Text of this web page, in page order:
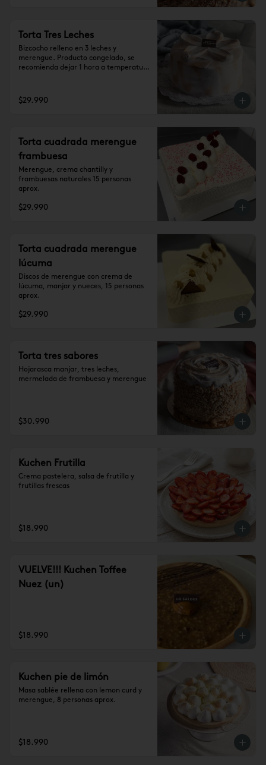
Torta Tres Leches
Bizcocho relleno en 3 leches y
merengue. Producto congelado, se
recomienda dejar 1 hora a temperatura
$29.990
Torta cuadrada merengue
frambuesa
Merengue, crema chantilly y
frambuesas naturales 15 personas
aprox.
$29.990
Torta cuadrada merengue
lúcuma
Discos de merengue con crema de
lúcuma, manjar y nueces, 15 personas
aprox.
$29.990
Torta tres sabores
Hojarasca manjar, tres leches,
mermelada de frambuesa y merengue
$30.990
Kuchen Frutilla
Crema pastelera, salsa de frutilla y
frutillas frescas
$18.990
VUELVE!!! Kuchen Toffee
Nuez (un)
$18.990
Kuchen pie de limón
Masa sablée rellena con lemon curd y
merengue, 8 personas aprox.
$18.990